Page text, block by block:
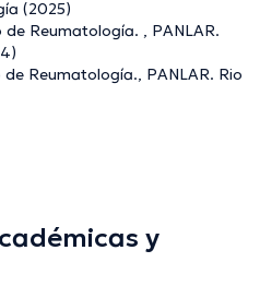
(2025)
Reumatología. , PANLAR.
Reumatología., PANLAR. Rio
y